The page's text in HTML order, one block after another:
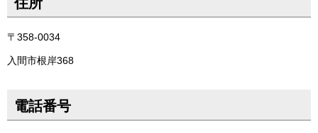
〒358-0034
入間市根岸368
電話番号